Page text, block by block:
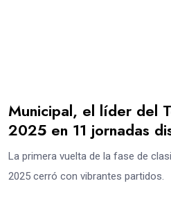
Municipal, el líder del
2025 en 11 jornadas
La primera vuelta de la fase de
2025 cerró con vibrantes partidos.